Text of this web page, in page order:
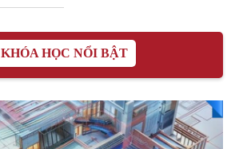
KHÓA HỌC NỔI BẬT